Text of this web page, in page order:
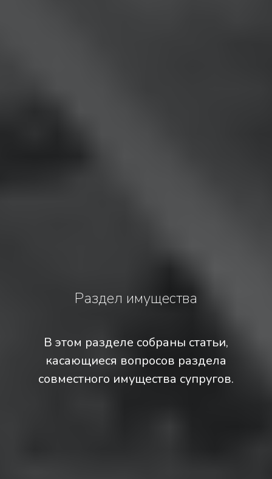
Раздел имущества
В этом разделе собраны статьи,
касающиеся вопросов раздела
совместного имущества супругов.